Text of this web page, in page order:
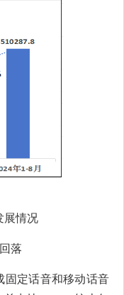
展情况
落
固定话音和移动话音